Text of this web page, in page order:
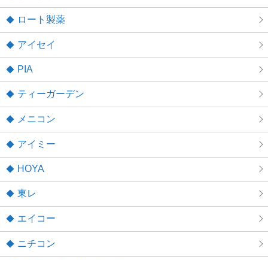
ロート製薬
アイセイ
PIA
ティーガーデン
メニコン
アイミー
HOYA
東レ
エイコー
ニチコン